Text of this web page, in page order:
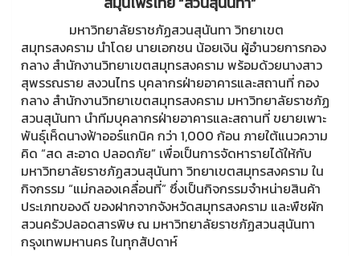
มหาวิทยาลัยราชภัฏสวนสุนันทา วิทยาเขต
สมุทรสงคราม นำโดย นายเอกชน น้อยเงิน ผู้อำนวยการกอง
กลาง สำนักงานวิทยาเขตสมุทรสงคราม พร้อมด้วยนางสาว
สุพรรณราย สงวนไทร บุคลากรฝ่ายอาคารและสถานที่ กอง
กลาง สำนักงานวิทยาเขตสมุทรสงคราม มหาวิทยาลัยราชภัฏ
สวนสุนันทา นำทีมบุคลากรฝ่ายอาคารและสถานที่ ขยายเพาะ
พันธุ์เห็ดนางฟ้าออร์แกนิค กว่า 1,000 ก้อน ภายใต้แนวความ
คิด “สด สะอาด ปลอดภัย” เพื่อเป็นการจัดหารายได้ให้กับ
มหาวิทยาลัยราชภัฏสวนสุนันทา วิทยาเขตสมุทรสงคราม ใน
กิจกรรม “แม่กลองเคลื่อนที่” ซึ่งเป็นกิจกรรมจำหน่ายสินค้า
ประเภทของดี ของฝากจากจังหวัดสมุทรสงคราม และพืชผัก
สวนครัวปลอดสารพิษ ณ มหาวิทยาลัยราชภัฏสวนสุนันทา
กรุงเทพมหานคร ในทุกสัปดาห์